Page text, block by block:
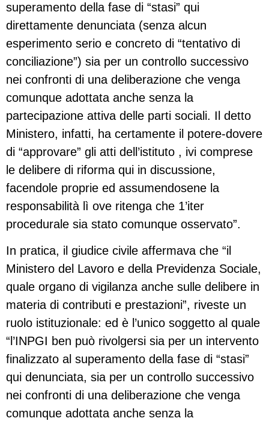
superamento della fase di “stasi” qui
direttamente denunciata (senza alcun
esperimento serio e concreto di “tentativo di
conciliazione”) sia per un controllo successivo
nei confronti di una deliberazione che venga
comunque adottata anche senza la
partecipazione attiva delle parti sociali. Il detto
Ministero, infatti, ha certamente il potere-dovere
di “approvare” gli atti dell’istituto , ivi comprese
le delibere di riforma qui in discussione,
facendole proprie ed assumendosene la
responsabilità lì ove ritenga che 1’iter
procedurale sia stato comunque osservato”.
In pratica, il giudice civile affermava che “il
Ministero del Lavoro e della Previdenza Sociale,
quale organo di vigilanza anche sulle delibere in
materia di contributi e prestazioni”, riveste un
ruolo istituzionale: ed è l’unico soggetto al quale
“l’INPGI ben può rivolgersi sia per un intervento
finalizzato al superamento della fase di “stasi”
qui denunciata, sia per un controllo successivo
nei confronti di una deliberazione che venga
comunque adottata anche senza la